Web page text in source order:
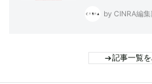
by CINRA編
記事一覧